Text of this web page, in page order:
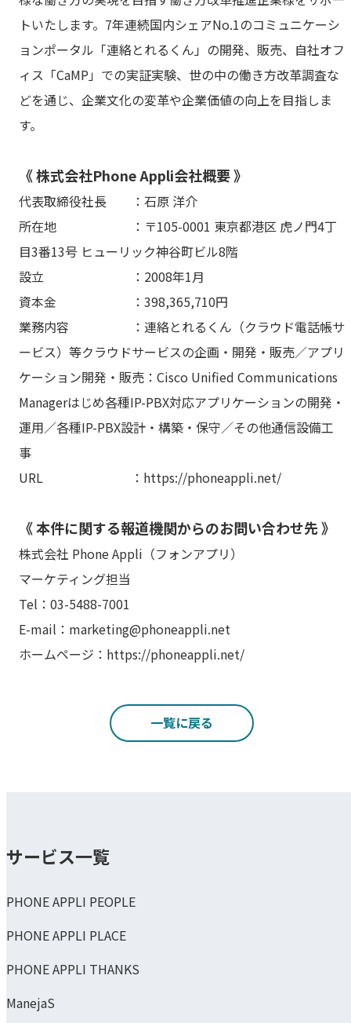
トいたします。7年連続国内シェアNo.1のコミュニケーシ
ョンポータル「連絡とれるくん」の開発、販売、自社オフ
ィス「CaMP」での実証実験、世の中の働き方改革調査な
どを通じ、企業文化の変革や企業価値の向上を目指しま
す。
《 株式会社Phone Appli会社概要 》
代表取締役社長 ：石原 洋介
所在地 ：〒105-0001 東京都港区 虎ノ門4丁
目3番13号 ヒューリック神谷町ビル8階
設立 ：2008年1月
資本金 ：398,365,710円
業務内容 ：連絡とれるくん（クラウド電話帳サ
ービス）等クラウドサービスの企画・開発・販売／アプリ
ケーション開発・販売：Cisco Unified Communications
Managerはじめ各種IP-PBX対応アプリケーションの開発・
運用／各種IP-PBX設計・構築・保守／その他通信設備工
事
URL ：https://phoneappli.net/
《 本件に関する報道機関からのお問い合わせ先 》
株式会社 Phone Appli（フォンアプリ）
マーケティング担当
Tel：03-5488-7001
E-mail：marketing@phoneappli.net
ホームページ：https://phoneappli.net/
一覧に戻る
サービス一覧
PHONE APPLI PEOPLE
PHONE APPLI PLACE
PHONE APPLI THANKS
ManejaS